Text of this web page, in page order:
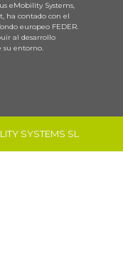
eMobility Systems,
ha contado con el
europeo FEDER.
al desarrollo
su entorno.
SYSTEMS SL